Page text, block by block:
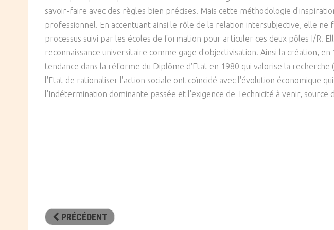
savoir-faire avec des règles bien précises. Mais cette méthodologie
professionnel. En accentuant ainsi le rôle de la relation intersubjective, elle
processus suivi par les écoles de formation pour articuler ces deux pôles I/R.
reconnaissance universitaire comme gage d'objectivisation. Ainsi la création,
tendance dans la réforme du Diplôme d'Etat en 1980 qui valorise la
l'Etat de rationaliser l'action sociale ont coïncidé avec l'évolution économique
l'Indétermination dominante passée et l'exigence de Technicité à venir,
PRÉCÉDENT